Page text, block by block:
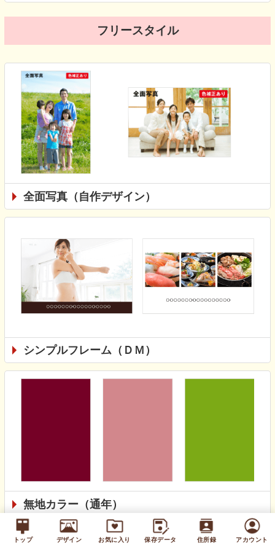
トップ デザイン お気に入り 保存データ 住所録 アカウント
フリースタイル
全面写真（自作デザイン）
シンプルフレーム（ＤＭ）
無地カラー（通年）